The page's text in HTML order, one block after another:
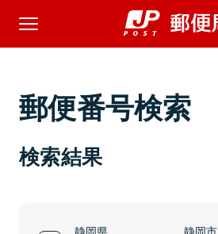
郵便番号検索
検索結果
静岡県 静岡市